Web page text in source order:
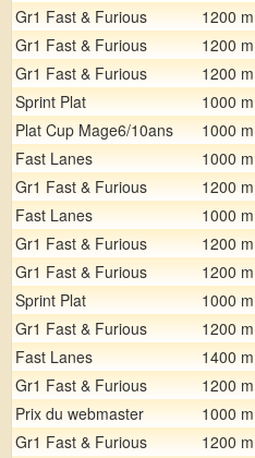
Gr1 Fast & Furious
1200 m
Gr1 Fast & Furious
1200 m
Gr1 Fast & Furious
1200 m
Sprint Plat
1000 m
Plat Cup Mage6/10ans
1000 m
Fast Lanes
1000 m
Gr1 Fast & Furious
1200 m
Fast Lanes
1000 m
Gr1 Fast & Furious
1200 m
Gr1 Fast & Furious
1200 m
Sprint Plat
1000 m
Gr1 Fast & Furious
1200 m
Fast Lanes
1400 m
Gr1 Fast & Furious
1200 m
Prix du webmaster
1000 m
Gr1 Fast & Furious
1200 m